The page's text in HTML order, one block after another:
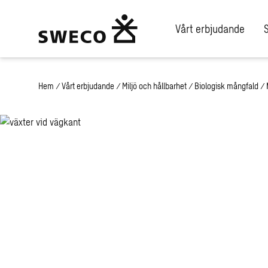
Vårt erbjudande
Hem / Vårt erbjudande / Miljö och hållbarhet / Biologisk mångfald /